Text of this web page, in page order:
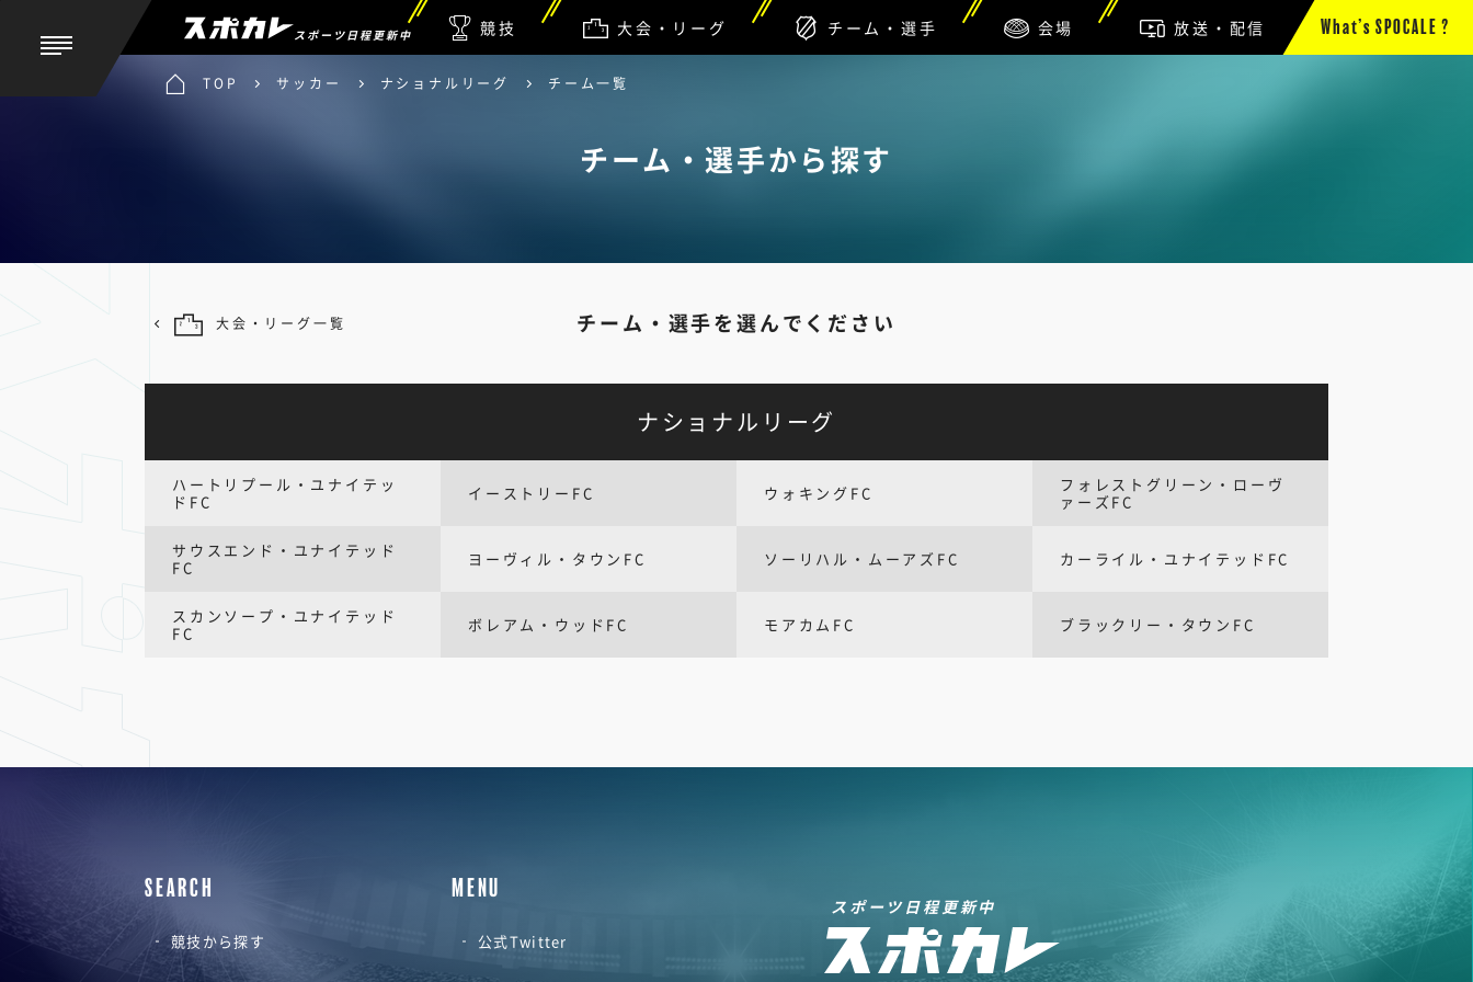
スポーツ日程更新中 競技 大会・リーグ チーム・選手 会場 放送・配信 What’s SPOCALE ?
TOP サッカー ナショナルリーグ チーム一覧
チーム・選手から探す
チーム・選手を選んでください
大会・リーグ一覧
ナショナルリーグ
ハートリプール・ユナイテッ
ドFC
イーストリーFC ウォキングFC
フォレストグリーン・ローヴ
ァーズFC
サウスエンド・ユナイテッド
FC
ヨーヴィル・タウンFC ソーリハル・ムーアズFC カーライル・ユナイテッドFC
スカンソープ・ユナイテッド
FC
ボレアム・ウッドFC モアカムFC ブラックリー・タウンFC
SEARCH
競技から探す
MENU
公式Twitter
スポーツ日程更新中